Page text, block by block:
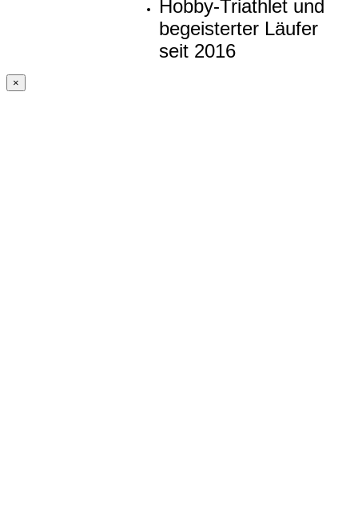
Hobby-Triathlet und
begeisterter Läufer
seit 2016
×